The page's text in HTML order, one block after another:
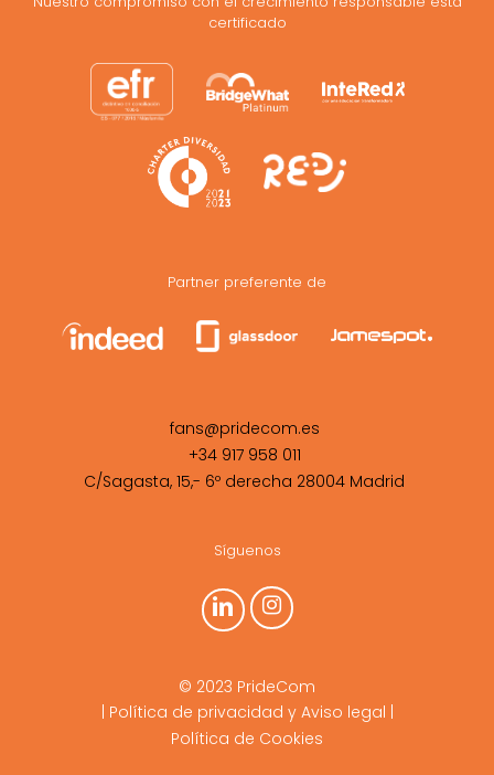
Partner preferente de
fans@pridecom.es
+34 917 958 011
C/Sagasta, 15,- 6º derecha 28004 Madrid
certificado
Síguenos
© 2023 PrideCom
Política de privacidad y Aviso legal
Política de Cookies